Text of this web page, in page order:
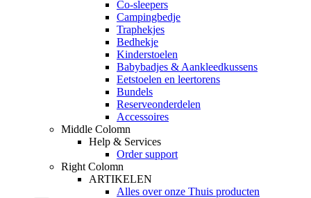
Co-sleepers
Campingbedje
Traphekjes
Bedhekje
Kinderstoelen
Babybadjes & Aankleedkussens
Eetstoelen en leertorens
Bundels
Reserveonderdelen
Accessoires
Middle Colomn
Help & Services
Order support
Right Colomn
ARTIKELEN
Alles over onze Thuis producten